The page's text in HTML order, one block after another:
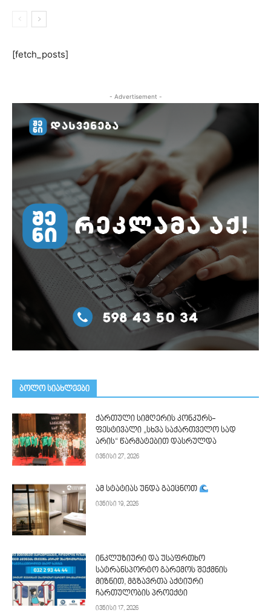
[fetch_posts]
- Advertisement -
ᲑᲝᲚᲝ ᲡᲘᲐᲮᲚᲔᲔᲑᲘ
ქართული სიმღერის კონკურს-
ფესტივალი „სხვა საქართველო სად
არის“ წარმატებით დასრულდა
ივნისი 27, 2026
ამ სტატიას უნდა გაეცნოთ
ივნისი 19, 2026
ინკლუზიური და უსაფრთხო
სატრანსპორტო გარემოს შექმნის
მიზნით, მგზავრთა აქტიური
ჩართულობის პროექტი
ივნისი 17, 2026